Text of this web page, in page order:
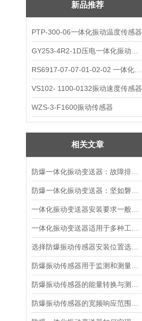
新品推荐
PTP-300-06一体化振动温度传感器
VS102- 1100-0132振动速度传感器
WZS-3-F1600振动传感器
相关文章